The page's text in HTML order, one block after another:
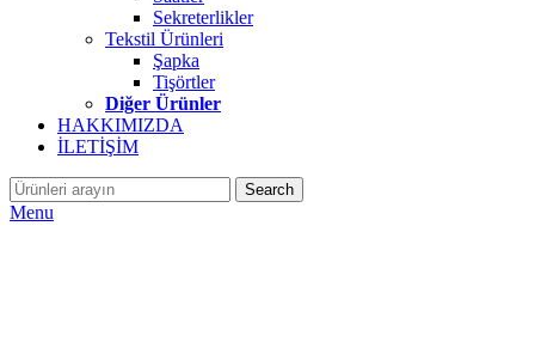
Sekreterlikler
Tekstil Ürünleri
Şapka
Tişörtler
Diğer Ürünler
HAKKIMIZDA
İLETİŞİM
Search
Menu